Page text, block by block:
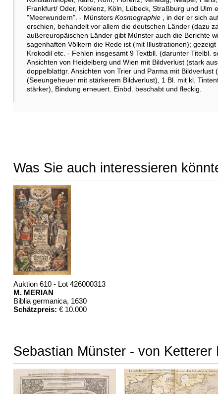
Frankfurt/ Oder, Koblenz, Köln, Lübeck, Straßburg und Ulm
"Meerwundern". - Münsters Kosmographie, in der er sich
erschien, behandelt vor allem die deutschen Länder (dazu
außereuropäischen Länder gibt Münster auch die Berichte
sagenhaften Völkern die Rede ist (mit Illustrationen);
Krokodil etc. - Fehlen insgesamt 9 Textbll. (darunter Titelbl.
Ansichten von Heidelberg und Wien mit Bildverlust (stark
doppelblattgr. Ansichten von Trier und Parma mit
(Seeungeheuer mit stärkerem Bildverlust), 1 Bl. mit kl.
stärker), Bindung erneuert. Einbd. beschabt und fleckig.
Was Sie auch interessieren
Auktion 610 - Lot 426000313
M. MERIAN
Biblia germanica, 1630
Schätzpreis: € 10.000
Sebastian Münster - von